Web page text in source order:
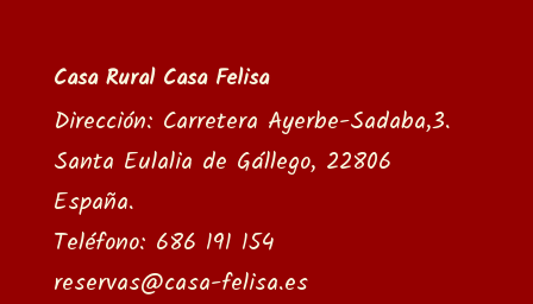
Casa Rural Casa Felisa
Dirección: Carretera Ayerbe-Sadaba,3.
Santa Eulalia de Gállego, 22806
España.
Teléfono: 686 191 154
reservas@casa-felisa.es